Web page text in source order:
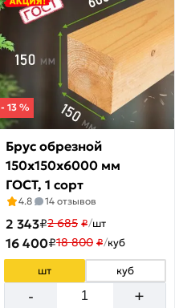
- 13 %
Брус обрезной
150х150х6000 мм
ГОСТ, 1 сорт
4.8 14 отзывов
2 343₽2 685 ₽/шт
16 400₽18 800 ₽/куб
шт куб
- +